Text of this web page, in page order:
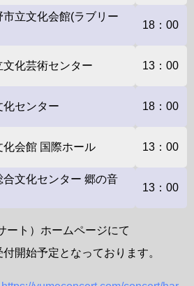
市立文化会館(ラブリー
18：00
文化芸術センター 13：00
化センター 18：00
化会館 国際ホール 13：00
合文化センター 郷の音
13：00
ート）ホームページにて
開始予定となっております。